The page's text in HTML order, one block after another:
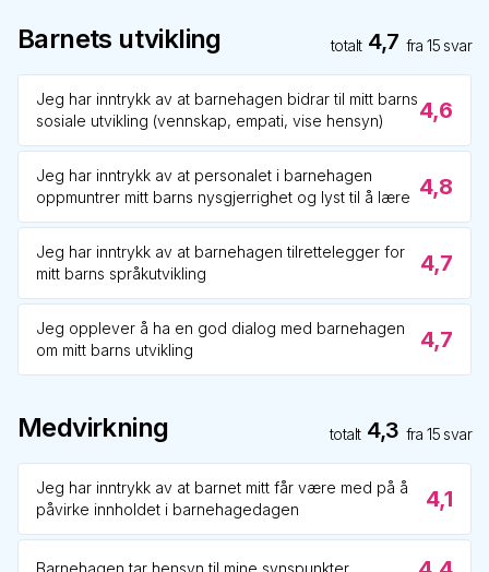
Barnets utvikling totalt 4,7 fra15 svar
Jeg har inntrykk av at barnehagen bidrar til mitt barns
sosiale utvikling (vennskap, empati, vise hensyn)
4,6
Jeg har inntrykk av at personalet i barnehagen
oppmuntrer mitt barns nysgjerrighet og lyst til å lære 4,8
Jeg har inntrykk av at barnehagen tilrettelegger for
mitt barns språkutvikling
4,7
Jeg opplever å ha en god dialog med barnehagen
om mitt barns utvikling
4,7
Medvirkning totalt 4,3 fra15 svar
Jeg har inntrykk av at barnet mitt får være med på å
påvirke innholdet i barnehagedagen
4,1
Barnehagen tar hensyn til mine synspunkter